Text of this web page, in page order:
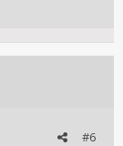
#6